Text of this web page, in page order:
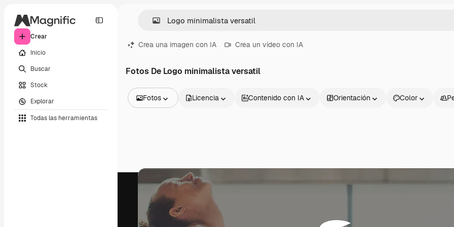
Crear
Inicio
Buscar
Stock
Explorar
Todas las herramientas
Crea una imagen con IA Crea un vídeo con IA
Fotos De Logo minimalista versatil
Fotos
Vídeos
Clips de vídeo
Motion graphics
Plantillas de vídeos
Iconos
Modelos 3D
Fuentes
Licencia Contenido con IA Orientación Color
Productos